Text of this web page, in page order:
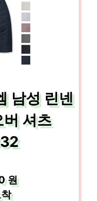
남성 린넨
셔츠
원